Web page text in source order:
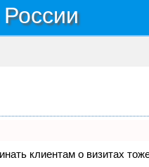
клиентам о визитах